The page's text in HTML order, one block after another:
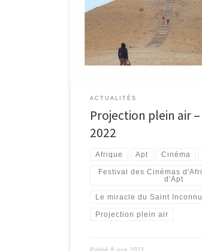
Le samedi 2 juillet à 21h45, au
PROJECTION GRATUITE
ACTUALITÉS
Projection plein air
2022
Afrique Apt Cinéma
Festival des Cinémas
d'Apt
Le miracle du Saint Inconnu
Projection plein air
Publié8 juin 2022